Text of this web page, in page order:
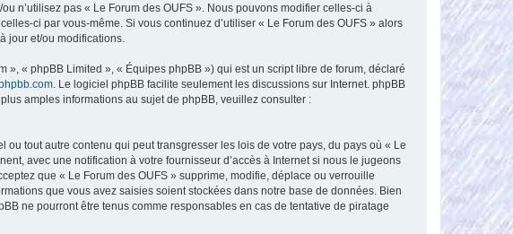
n’utilisez pas « Le Forum des OUFS ». Nous pouvons modifier celles-ci à
ci par vous-même. Si vous continuez d’utiliser « Le Forum des OUFS » alors
jour et/ou modifications.
« phpBB Limited », « Équipes phpBB ») qui est un script libre de forum, déclaré
. Le logiciel phpBB facilite seulement les discussions sur Internet. phpBB
amples informations au sujet de phpBB, veuillez consulter :
tout autre contenu qui peut transgresser les lois de votre pays, du pays où « Le
avec une notification à votre fournisseur d’accès à Internet si nous le jugeons
que « Le Forum des OUFS » supprime, modifie, déplace ou verrouille
que vous avez saisies soient stockées dans notre base de données. Bien
ne pourront être tenus comme responsables en cas de tentative de piratage